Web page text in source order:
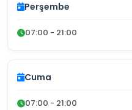
Perşembe
07:00 - 21:00
Cuma
07:00 - 21:00